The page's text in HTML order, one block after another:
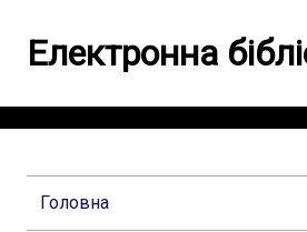
Електронна
Головна